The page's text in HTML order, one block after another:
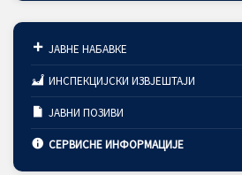
ЈАВНЕ НАБАВКЕ
ИНСПЕКЦИЈСКИ ИЗВЈЕШТАЈИ
ЈАВНИ ПОЗИВИ
СЕРВИСНЕ ИНФОРМАЦИЈЕ